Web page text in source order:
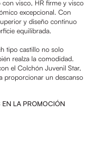
visco, HR firme y visco
excepcional. Con
y diseño continuo
equilibrada.
tipo castillo no solo
realza la comodidad.
el Colchón Juvenil Star,
proporcionar un descanso
LA PROMOCIÓN